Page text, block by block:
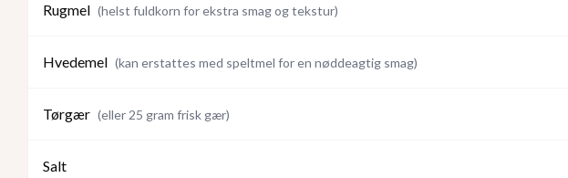
Rugmel (helst fuldkorn for ekstra smag og tekstur)
Hvedemel (kan erstattes med speltmel for en nøddeagtig smag)
Tørgær (eller 25 gram frisk gær)
Salt